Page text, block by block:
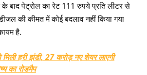
बाद पेट्रोल का रेट 111 रुपये प्रति लीटर से
की कीमत में कोई बदलाव नहीं किया गया
है.
हरी झंडी, 27 करोड़ नए शेयर लाएगी
का रोडमैप